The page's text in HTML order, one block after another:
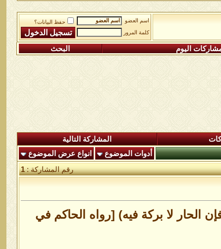
اسم العضو
حفظ البيانات؟
كلمة المرور
اليوم البحث
المشاركة التالية
أدوات الموضوع
انواع عرض الموضوع
رقم المشاركة :1
الحار لا بركة فيه) [رواه الحاكم في